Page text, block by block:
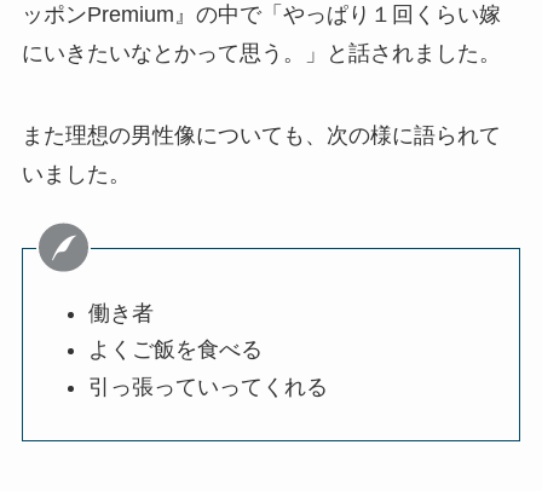
ッポンPremium』の中で「やっぱり１回くらい嫁
にいきたいなとかって思う。」と話されました。
また理想の男性像についても、次の様に語られて
いました。
働き者
よくご飯を食べる
引っ張っていってくれる